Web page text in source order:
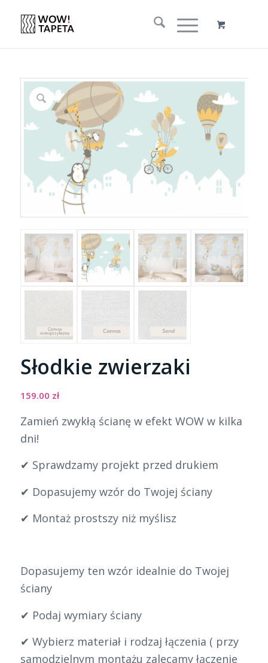
Słodkie zwierzaki
159.00 zł
Zamień zwykłą ścianę w efekt WOW w kilka
dni!
✔ Sprawdzamy projekt przed drukiem
✔ Dopasujemy wzór do Twojej ściany
✔ Montaż prostszy niż myślisz
Dopasujemy ten wzór idealnie do Twojej
ściany
✔ Podaj wymiary ściany
✔ Wybierz materiał i rodzaj łączenia ( przy
samodzielnym montażu zalecamy łączenie